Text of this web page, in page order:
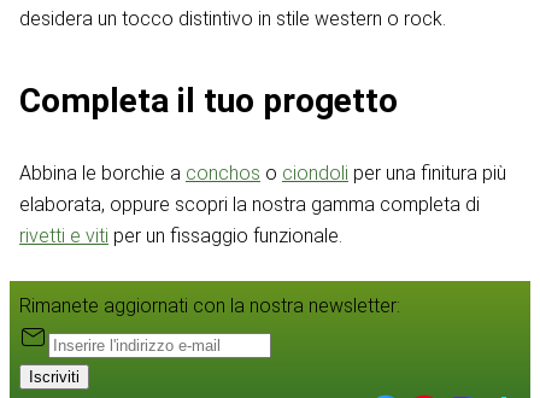
desidera un tocco distintivo in stile western o rock.
Completa il tuo progetto
Abbina le borchie a conchos o ciondoli per una finitura più
elaborata, oppure scopri la nostra gamma completa di
rivetti e viti per un fissaggio funzionale.
Rimanete aggiornati con la nostra newsletter:
Iscriviti